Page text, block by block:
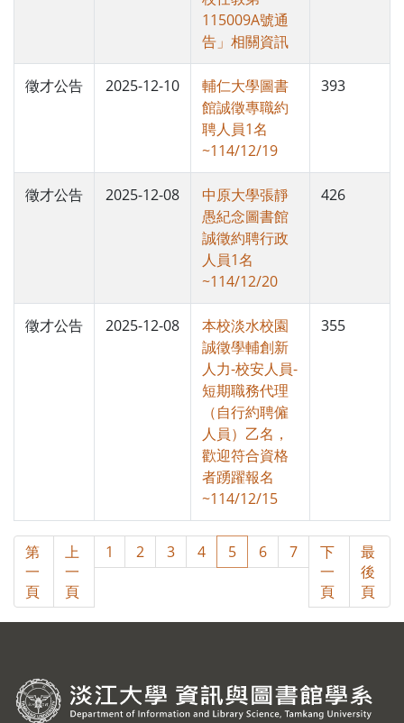
115009A號通
告」相關資訊
徵才公告 2025-12-10
輔仁大學圖書
館誠徵專職約
聘人員1名
~114/12/19
393
徵才公告 2025-12-08
中原大學張靜
愚紀念圖書館
誠徵約聘行政
人員1名
~114/12/20
426
徵才公告 2025-12-08
本校淡水校園
誠徵學輔創新
人力-校安人員-
短期職務代理
（自行約聘僱
人員）乙名，
歡迎符合資格
者踴躍報名
~114/12/15
355
第
一
頁
上
一
頁
1 2 3 4 5 6 7
下
一
頁
最
後
頁